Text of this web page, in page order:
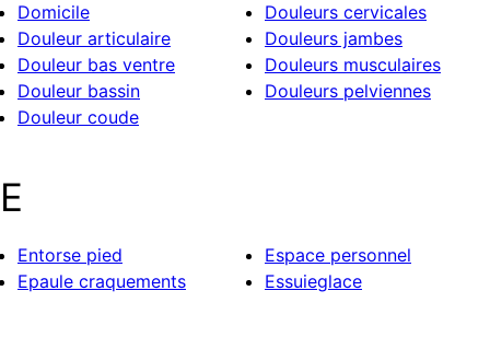
Domicile
Douleur articulaire
Douleur bas ventre
Douleur bassin
Douleur coude
Douleurs cervicales
Douleurs jambes
Douleurs musculaires
Douleurs pelviennes
E
Entorse pied
Epaule craquements
Espace personnel
Essuieglace